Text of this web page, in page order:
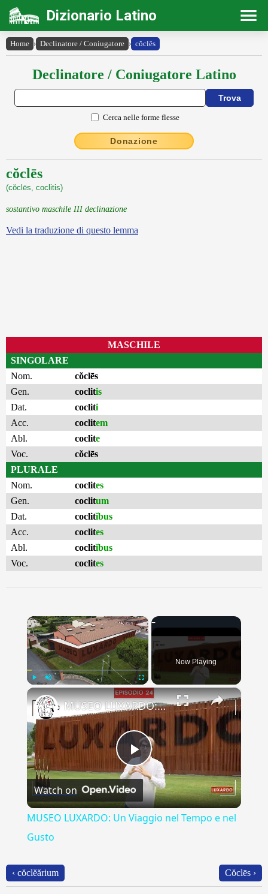
Dizionario Latino
Home › Declinatore / Coniugatore › cŏclēs
Declinatore / Coniugatore Latino
Cerca nelle forme flesse
Donazione
cŏclēs
(cŏclēs, coclitis)
sostantivo maschile III declinazione
Vedi la traduzione di questo lemma
MASCHILE
SINGOLARE
Nom.
cŏclēs
Gen.
coclitis
Dat.
cocliti
Acc.
coclitem
Abl.
coclite
Voc.
cŏclēs
PLURALE
Nom.
coclites
Gen.
coclitum
Dat.
coclitĭbus
Acc.
coclites
Abl.
coclitĭbus
Voc.
coclites
×
Fullscreen
Now Playing
×
Play
Video
MUSEO LUXARDO: Un Viaggio nel Tempo e nel Gusto
Watch on
MUSEO LUXARDO: Un Viaggio nel Tempo e nel
Gusto
‹ cŏclĕărium Cŏclēs ›